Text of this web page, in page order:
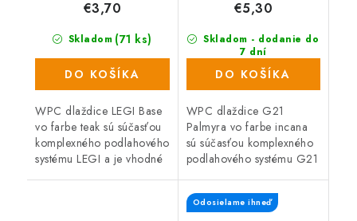
Skladom (71 ks)
€3,70
DO KOŠÍKA
WPC dlaždice LEGI Base
vo farbe teak sú súčasťou
komplexného podlahového
systému LEGI a je vhodné
Skladom - dodanie do
7 dní
(170 ks)
€5,30
DO KOŠÍKA
WPC dlaždice G21
Palmyra vo farbe incana
sú súčasťou komplexného
podlahového systému G21
exteriérová podlahová
krytina. Vyznačujú sa veľmi
Odosielame ihneď